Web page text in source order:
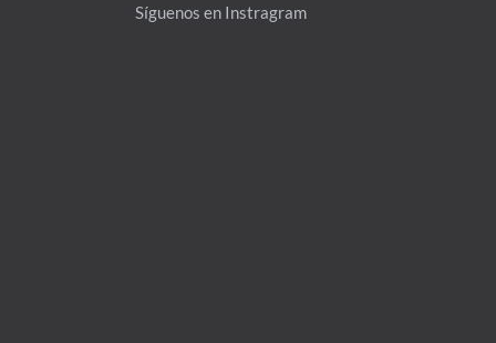
Síguenos en Instragram